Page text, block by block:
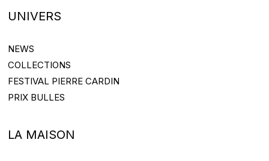
UNIVERS
NEWS
NEWS
COLLECTIONS
COLLECTIONS
FESTIVAL PIERRE CARDIN
FESTIVAL PIERRE CARDIN
PRIX BULLES
LA MAISON